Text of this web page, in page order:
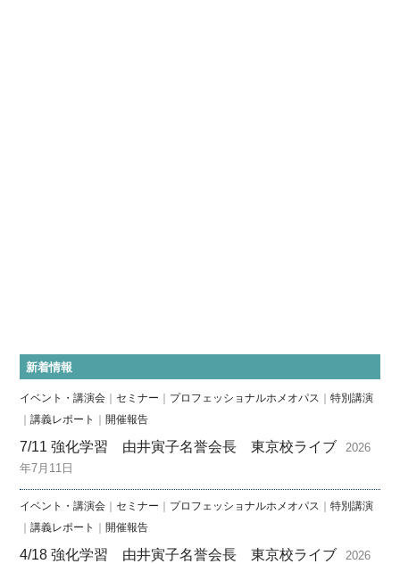
新着情報
イベント・講演会 セミナー プロフェッショナルホメオパス
特別講演
講義レポート 開催報告
7/11 強化学習 由井寅子名誉会長 東京校ライブ
2026
年7月11日
イベント・講演会 セミナー プロフェッショナルホメオパス
特別講演
講義レポート 開催報告
4/18 強化学習 由井寅子名誉会長 東京校ライブ
2026